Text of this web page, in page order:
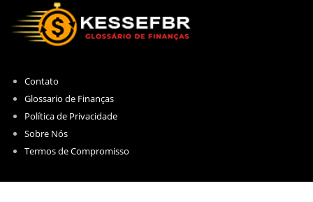
Contato
Glossario de Finanças
Política de Privacidade
Sobre Nós
Termos de Compromisso